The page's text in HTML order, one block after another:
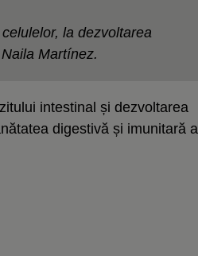
la dezvoltarea
Martínez.
intestinal și dezvoltarea
digestivă și imunitară a